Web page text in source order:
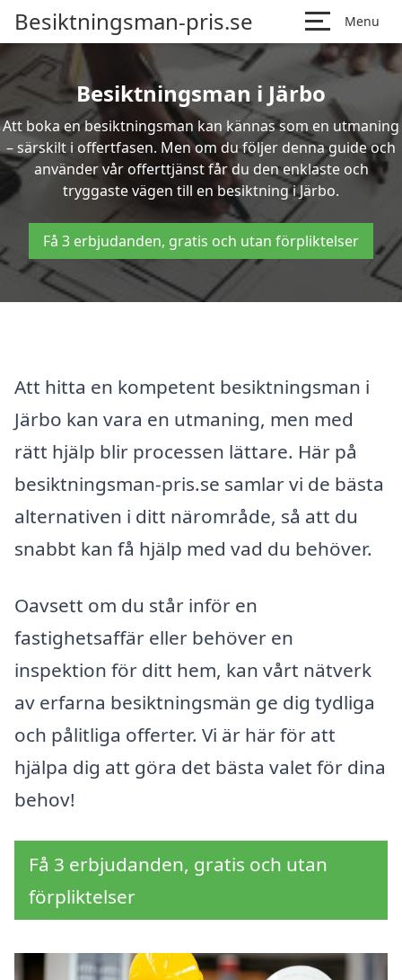
Besiktningsman-pris.se Menu
Besiktningsman i Järbo
Att boka en besiktningsman kan kännas som en utmaning
– särskilt i offertfasen. Men om du följer denna guide och
använder vår offerttjänst får du den enklaste och
tryggaste vägen till en besiktning i Järbo.
Få 3 erbjudanden, gratis och utan förpliktelser
Att hitta en kompetent besiktningsman i
Järbo kan vara en utmaning, men med
rätt hjälp blir processen lättare. Här på
besiktningsman-pris.se samlar vi de bästa
alternativen i ditt närområde, så att du
snabbt kan få hjälp med vad du behöver.
Oavsett om du står inför en
fastighetsaffär eller behöver en
inspektion för ditt hem, kan vårt nätverk
av erfarna besiktningsmän ge dig tydliga
och pålitliga offerter. Vi är här för att
hjälpa dig att göra det bästa valet för dina
behov!
Få 3 erbjudanden, gratis och utan
förpliktelser